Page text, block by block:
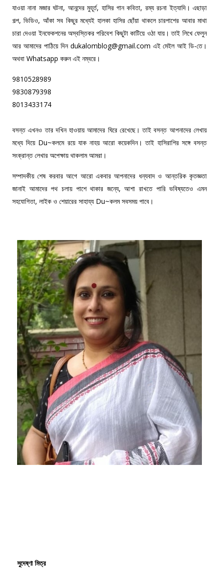
যাওয়া নানা মজার ঘটনা, আনন্দের মুহূর্ত, হাসির গান কবিতা, রম্য রচনা ইত্যাদি। এছাড়া
গল্প, ভিডিও, আঁকা সব কিছুর মধ্যেই হালকা হাসির ছোঁয়া থাকলে চারপাশের আবার মাথা
চারা দেওয়া ইনফেকশনের অস্বস্তিকর পরিবেশ কিছুটা কাটিয়ে ওঠা যায়। তাই লিখে ফেলুন
আর আমাদের পাঠিয়ে দিন dukalomblog@gmail.com এই মেইল আই ডি-তে।
অথবা Whatsapp করুন এই নম্বরে।
9810528989
9830879398
8013433174
বসন্ত এখনও তার দখিন হাওয়ায় আমাদের ঘিরে রেখেছে। তাই বসন্ত আপনাদের লেখায়
মধ্যে দিয়ে Du~কলমে রয়ে যাক নাহয় আরো কয়েকদিন। তাই হাসিরাশির সঙ্গে বসন্ত
সংক্রান্ত লেখার অপেক্ষায় থাকলাম আমরা।
সম্পাদকীয় শেষ করবার আগে আরো একবার আপনাদের ধন্যবাদ ও আন্তরিক কৃতজ্ঞতা
জানাই আমাদের পথ চলায় পাশে থাকার জন্যে, আশা রাখতে পারি ভবিষ্যতেও এমন
সহযোগিতা, লাইক ও শেয়ারের সাহায্য Du~কলম সবসময় পাবে।
সুদেষ্ণা মিত্র